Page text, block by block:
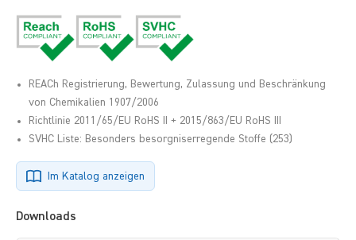
REACh Registrierung, Bewertung, Zulassung und Beschränkung
von Chemikalien 1907/2006
Richtlinie 2011/65/EU RoHS II + 2015/863/EU RoHS III
SVHC Liste: Besonders besorgniserregende Stoffe (253)
Im Katalog anzeigen
Downloads